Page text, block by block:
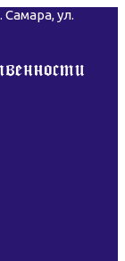
Самара, ул.